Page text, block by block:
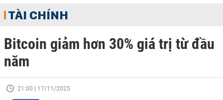
TÀI CHÍNH
Bitcoin giảm hơn 30% giá trị từ đầu
năm
21:00 | 17/11/2025